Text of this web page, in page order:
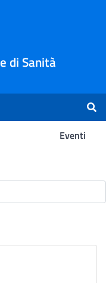
di Sanità
Eventi
-